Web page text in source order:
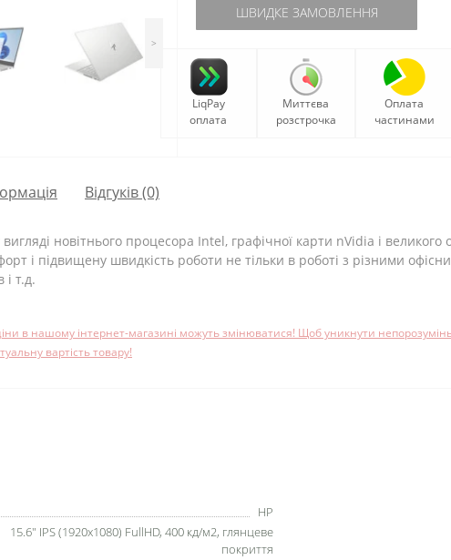
>
ШВИДКЕ ЗАМОВЛЕННЯ
LiqPay
оплата
Миттєва
розстрочка
Оплата
частинами
Відгуків (0)
новітнього процесора Intel, графічної карти nVidia і великого
і підвищену швидкість роботи не тільки в роботі з різними
і т.д.
в нашому інтернет-магазині можуть змінюватися! Щоб уникнути
вартість товару!
HP
15.6" IPS (1920x1080) FullHD, 400 кд/м2, глянцеве
покриття